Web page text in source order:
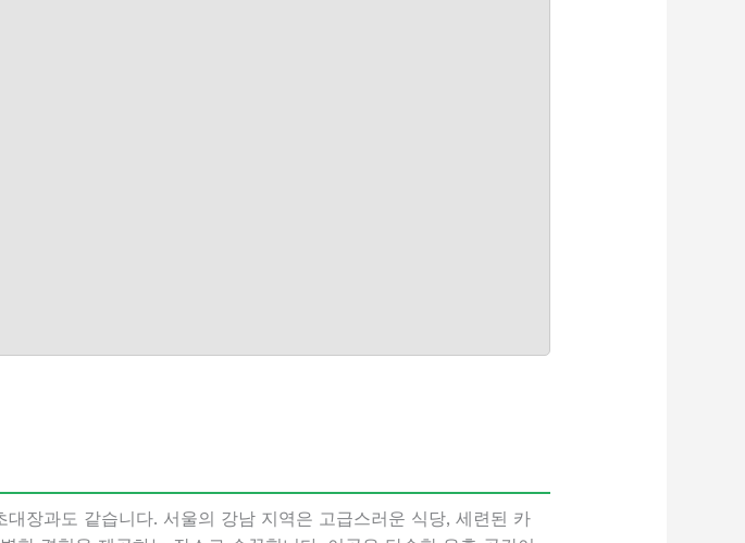
장과도 같습니다. 서울의 강남 지역은 고급스러운 식당, 세련된 카